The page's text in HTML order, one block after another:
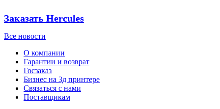
Заказать Hercules
Все новости
О компании
Гарантии и возврат
Госзаказ
Бизнес на 3д принтере
Связаться с нами
Поставщикам